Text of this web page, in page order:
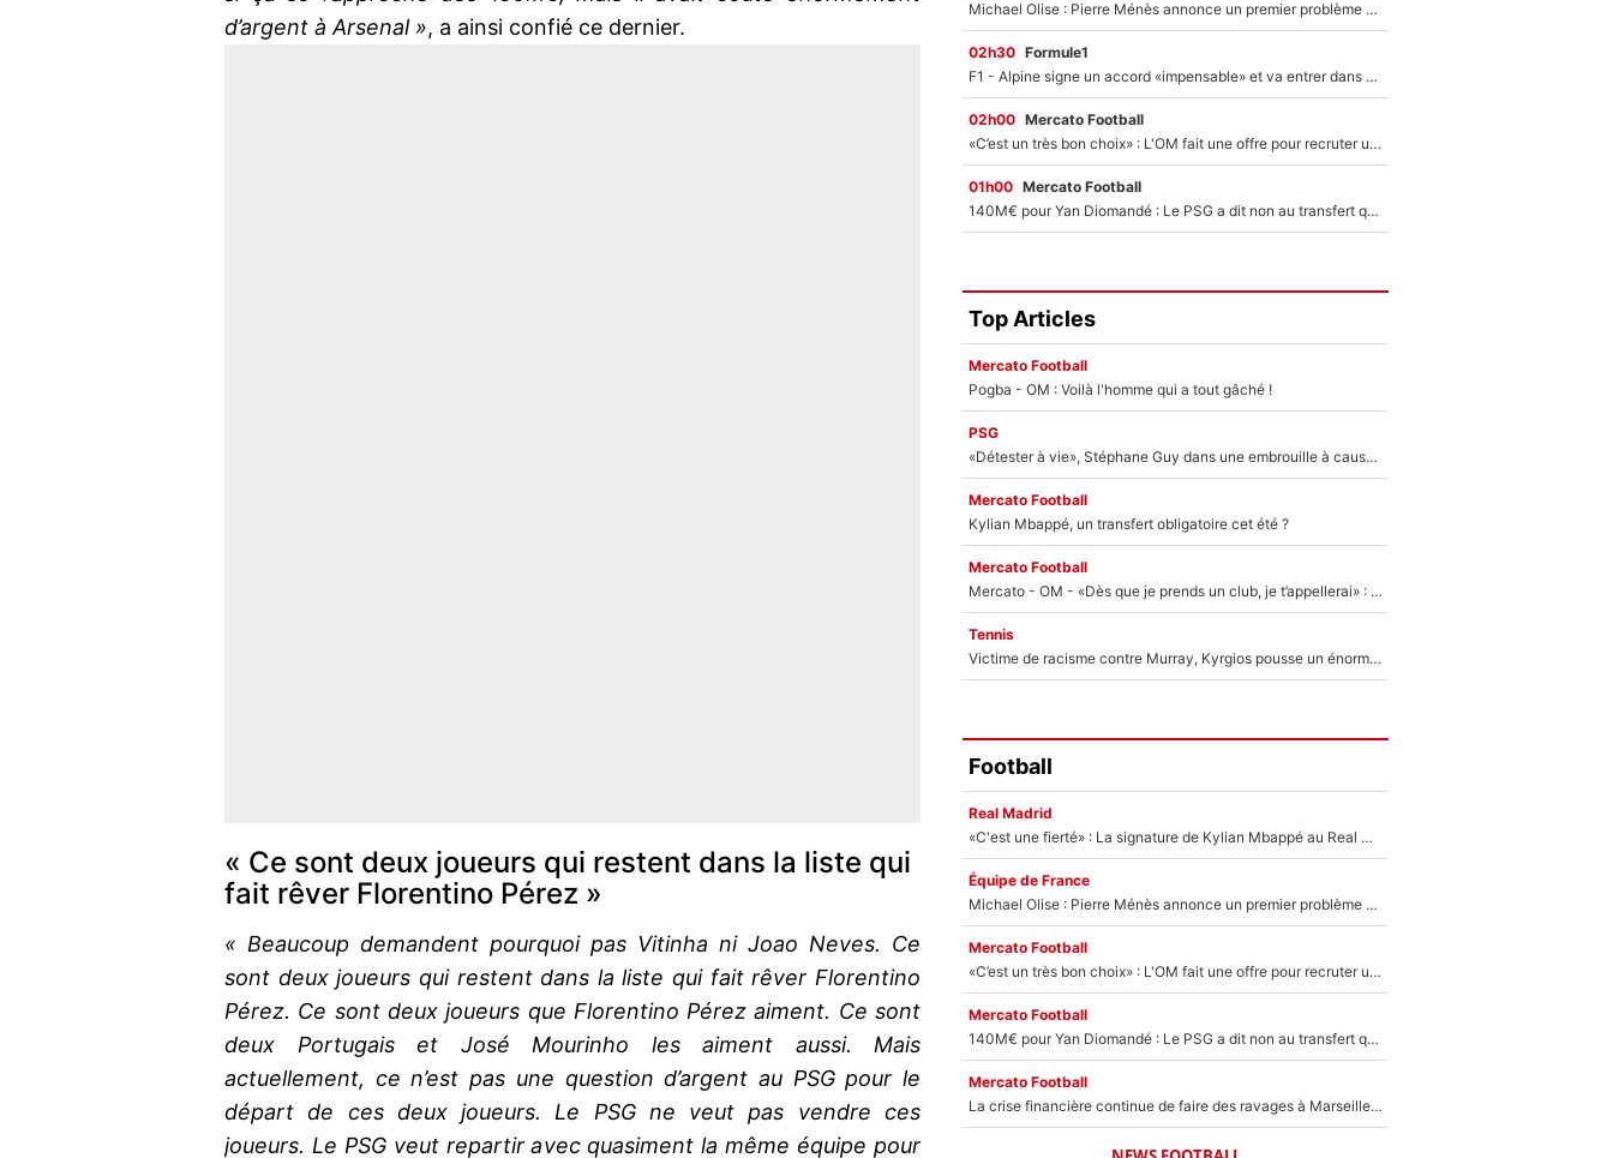
d’argent à Arsenal », a ainsi confié ce dernier.
« Ce sont deux joueurs qui restent dans la liste qui
fait rêver Florentino Pérez »
« Beaucoup demandent pourquoi pas Vitinha ni Joao Neves. Ce
sont deux joueurs qui restent dans la liste qui fait rêver Florentino
Pérez. Ce sont deux joueurs que Florentino Pérez aiment. Ce sont
deux Portugais et José Mourinho les aiment aussi. Mais
actuellement, ce n’est pas une question d’argent au PSG pour le
départ de ces deux joueurs. Le PSG ne veut pas vendre ces
joueurs. Le PSG veut repartir avec quasiment la même équipe pour
Michael Olise : Pierre Ménès annonce un premier problème pour Zinedine Zidane en équipe de France
02h30 Formule1
F1 - Alpine signe un accord «impensable» et va entrer dans une nouvelle dimension : Grande nouvelle pour Pierre Gasly !
02h00 Mercato Football
«C’est un très bon choix» : L'OM fait une offre pour recruter un ancien joueur du PSG... et c'est validé dans l'After Foot !
01h00 Mercato Football
140M€ pour Yan Diomandé : Le PSG a dit non au transfert qui bat tous les records sur le mercato
Top Articles
Mercato Football
Pogba - OM : Voilà l'homme qui a tout gâché !
PSG
«Détester à vie», Stéphane Guy dans une embrouille à cause du PSG !
Mercato Football
Kylian Mbappé, un transfert obligatoire cet été ?
Mercato Football
Mercato - OM - «Dès que je prends un club, je t’appellerai» : La promesse de Marcelino au moment de claquer la porte
Tennis
Victime de racisme contre Murray, Kyrgios pousse un énorme coup de gueule !
Football
Real Madrid
«C'est une fierté» : La signature de Kylian Mbappé au Real Madrid continue de régaler l'Espagne
Équipe de France
Michael Olise : Pierre Ménès annonce un premier problème pour Zinedine Zidane en équipe de France
Mercato Football
«C’est un très bon choix» : L'OM fait une offre pour recruter un ancien joueur du PSG... et c'est validé dans l'After Foot !
Mercato Football
140M€ pour Yan Diomandé : Le PSG a dit non au transfert qui bat tous les records sur le mercato
Mercato Football
La crise financière continue de faire des ravages à Marseille : L’OM a placé 12 joueurs sur le marché des transferts… et ça pourrait lui rapporter près de 100M€ !